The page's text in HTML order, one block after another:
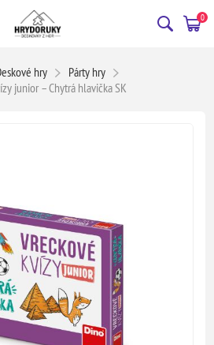
0
hry
Párty hry
junior – Chytrá hlavička SK